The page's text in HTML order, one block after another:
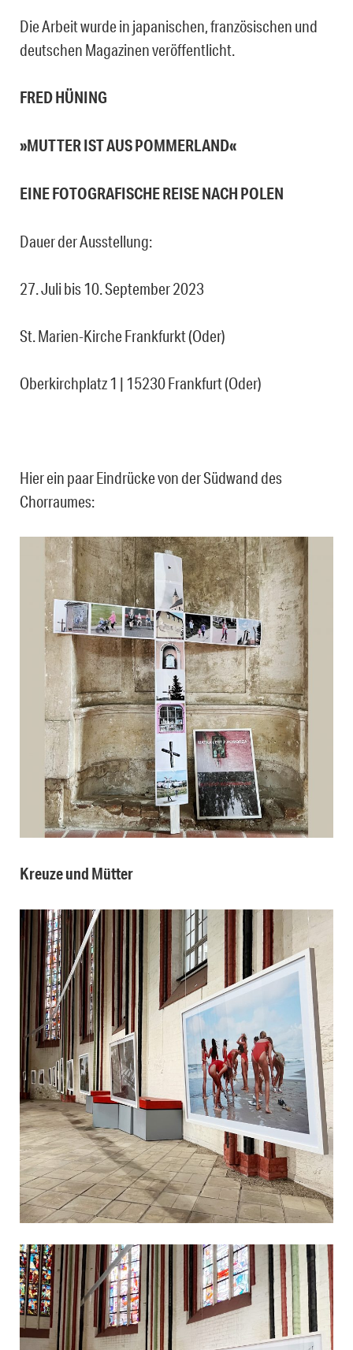
Die Arbeit wurde in japanischen, französischen und
deutschen Magazinen veröffentlicht.
FRED HÜNING
»MUTTER IST AUS POMMERLAND«
EINE FOTOGRAFISCHE REISE NACH POLEN
Dauer der Ausstellung:
27. Juli bis 10. September 2023
St. Marien-Kirche Frankfurkt (Oder)
Oberkirchplatz 1 | 15230 Frankfurt (Oder)
Hier ein paar Eindrücke von der Südwand des
Chorraumes:
Kreuze und Mütter